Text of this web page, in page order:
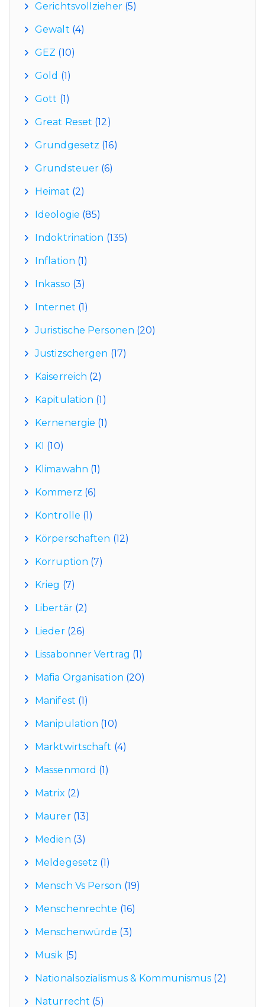
Gerichtsvollzieher(5)
Gewalt (4)
GEZ (10)
Gold (1)
Gott (1)
Great Reset (12)
Grundgesetz (16)
Grundsteuer (6)
Heimat (2)
Ideologie (85)
Indoktrination (135)
Inflation (1)
Inkasso (3)
Internet (1)
Juristische Personen (20)
Justizschergen (17)
Kaiserreich (2)
Kapitulation (1)
Kernenergie (1)
KI (10)
Klimawahn (1)
Kommerz (6)
Kontrolle (1)
Körperschaften (12)
Korruption (7)
Krieg (7)
Libertär(2)
Lieder(26)
Lissabonner Vertrag (1)
Mafia Organisation (20)
Manifest (1)
Manipulation (10)
Marktwirtschaft (4)
Massenmord (1)
Matrix (2)
Maurer(13)
Medien (3)
Meldegesetz (1)
Mensch Vs Person (19)
Menschenrechte (16)
Menschenwürde (3)
Musik (5)
Nationalsozialismus & Kommunismus (2)
Naturrecht (5)